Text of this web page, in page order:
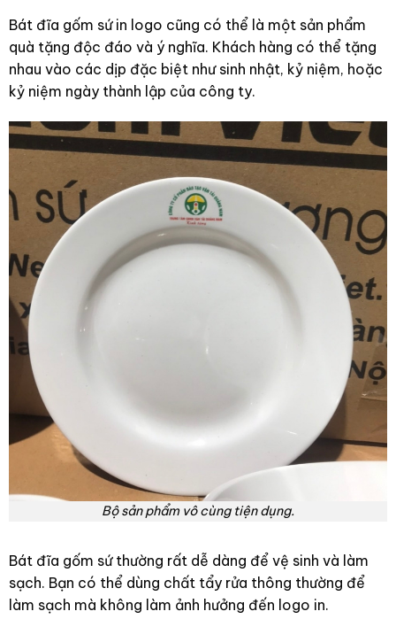
Bát đĩa gốm sứ in logo cũng có thể là một sản phẩm
quà tặng độc đáo và ý nghĩa. Khách hàng có thể tặng
nhau vào các dịp đặc biệt như sinh nhật, kỷ niệm, hoặc
kỷ niệm ngày thành lập của công ty.
Bộ sản phẩm vô cùng tiện dụng.
Bát đĩa gốm sứ thường rất dễ dàng để vệ sinh và làm
sạch. Bạn có thể dùng chất tẩy rửa thông thường để
làm sạch mà không làm ảnh hưởng đến logo in.